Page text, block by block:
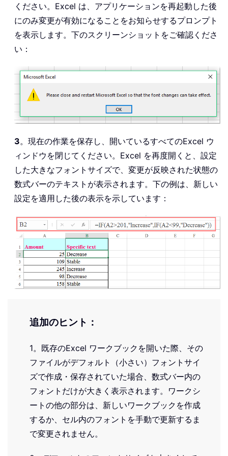
ください。Excel は、アプリケーションを再起動した後
にのみ変更が有効になることをお知らせするプロンプト
を表示します。下のスクリーンショットをご確認くださ
い：
3。現在の作業を保存し、開いているすべてのExcel ウ
ィンドウを閉じてください。Excel を再度開くと、設定
した大きなフォントサイズで、変更が反映された状態の
数式バーのテキストが表示されます。下の例は、新しい
設定を適用した後の表示を示しています：
追加のヒント：
1。既存のExcel ワークブックを開いた際、その
ファイルがデフォルト（小さい）フォントサイ
ズで作成・保存されていた場合、数式バー内の
フォントだけが大きく表示されます。ワークシ
ートの他の部分は、新しいワークブックを作成
するか、セル内のフォントを手動で更新するま
で変更されません。